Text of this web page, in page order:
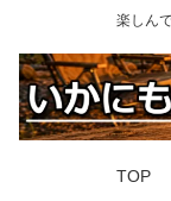
楽しん
TOP